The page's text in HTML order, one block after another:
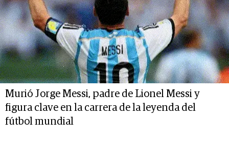
Murió Jorge Messi, padre de Lionel Messi y
figura clave en la carrera de la leyenda del
fútbol mundial